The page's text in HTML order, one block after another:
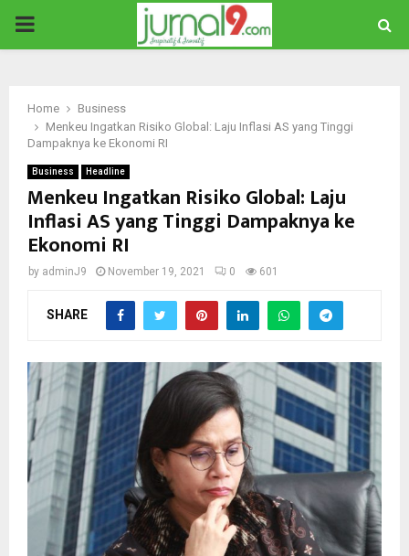
PRIMARY
Home
Business
Menkeu Ingatkan Risiko Global: Laju Inflasi AS yang Tinggi
Dampaknya ke Ekonomi RI
Business Headline
Menkeu Ingatkan Risiko Global: Laju
Inflasi AS yang Tinggi Dampaknya ke
Ekonomi RI
by adminJ9 November 19, 2021 0 601
SHARE